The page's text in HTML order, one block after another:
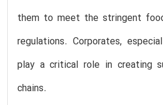
them to meet the stringent
regulations. Corporates,
play a critical role in creating
chains.